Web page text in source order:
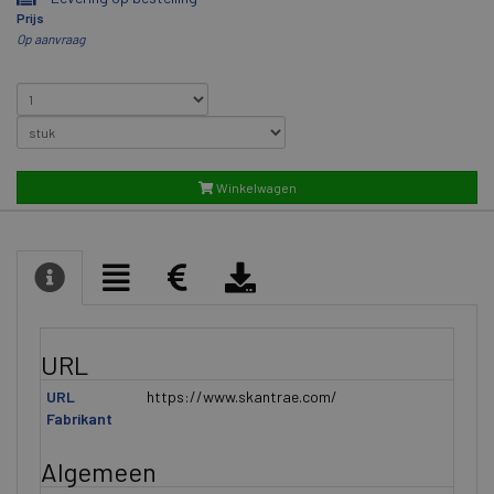
Prijs
Op aanvraag
Winkelwagen
URL
URL
Fabrikant
https://www.skantrae.com/
Algemeen